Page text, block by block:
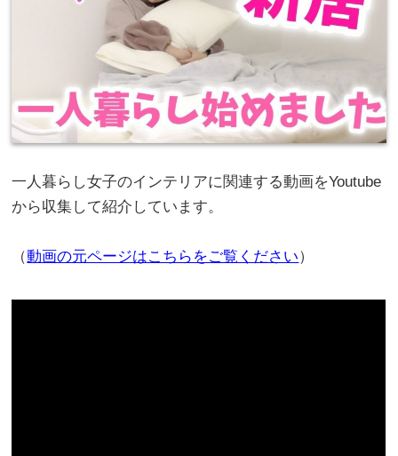
一人暮らし女子のインテリアに関連する動画をYoutube
から収集して紹介しています。
（動画の元ページはこちらをご覧ください）